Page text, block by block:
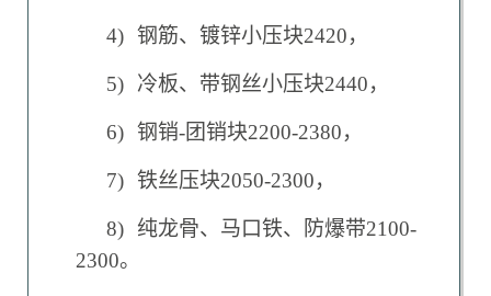
4) 钢筋、镀锌小压块2420，
5) 冷板、带钢丝小压块2440，
6) 钢销-团销块2200-2380，
7) 铁丝压块2050-2300，
8)
纯龙骨、马口铁、防爆带2100-
2300。